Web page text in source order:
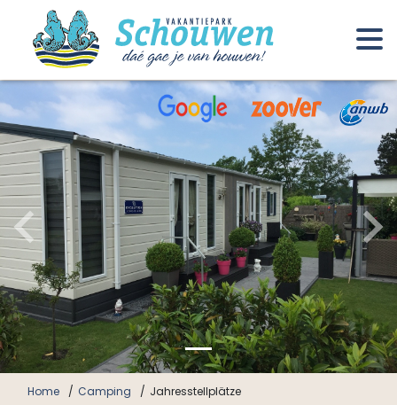
Home Camping Jahresstellplätze